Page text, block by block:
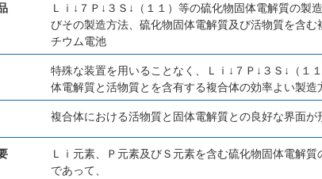
Ｌｉ↓７Ｐ↓３Ｓ↓（１１）等の硫化物固体電解質の
びその製造方法、硫化物固体電解質及び活物質を含
チウム電池
特殊な装置を用いることなく、Ｌｉ↓７Ｐ↓３Ｓ↓（１
体電解質と活物質とを含有する複合体の効率よい製
複合体における活物質と固体電解質との良好な界面
Ｌｉ元素、Ｐ元素及びＳ元素を含む硫化物固体電解
であって、